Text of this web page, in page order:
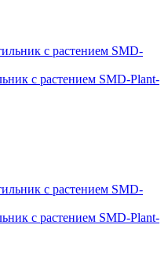
с растением SMD-Plant-
с растением SMD-Plant-